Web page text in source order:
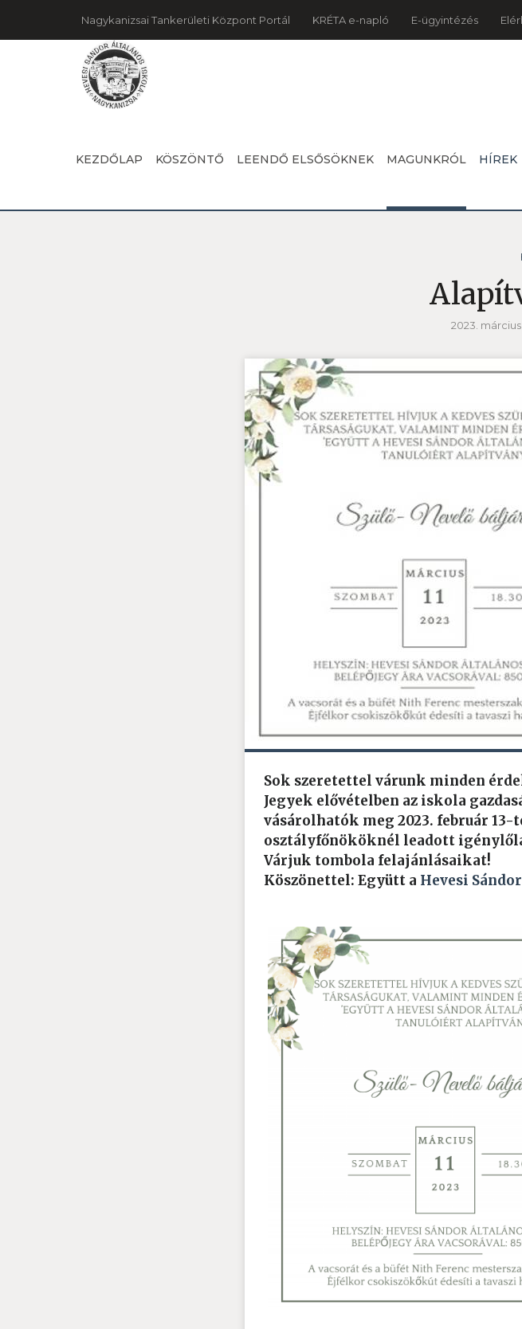
Nagykanizsai Tankerületi Központ Portál KRÉTA e-napló E-ügyintézés
KEZDŐLAP KÖSZÖNTŐ LEENDŐ ELSŐSÖKNEK MAGUNKRÓL HÍREK
2023. március
Sok szeretettel várunk minden
Jegyek elővételben az iskola
vásárolhatók meg 2023. február
osztályfőnököknél leadott
Várjuk tombola felajánlásaikat!
Köszönettel: Együtt a Hevesi